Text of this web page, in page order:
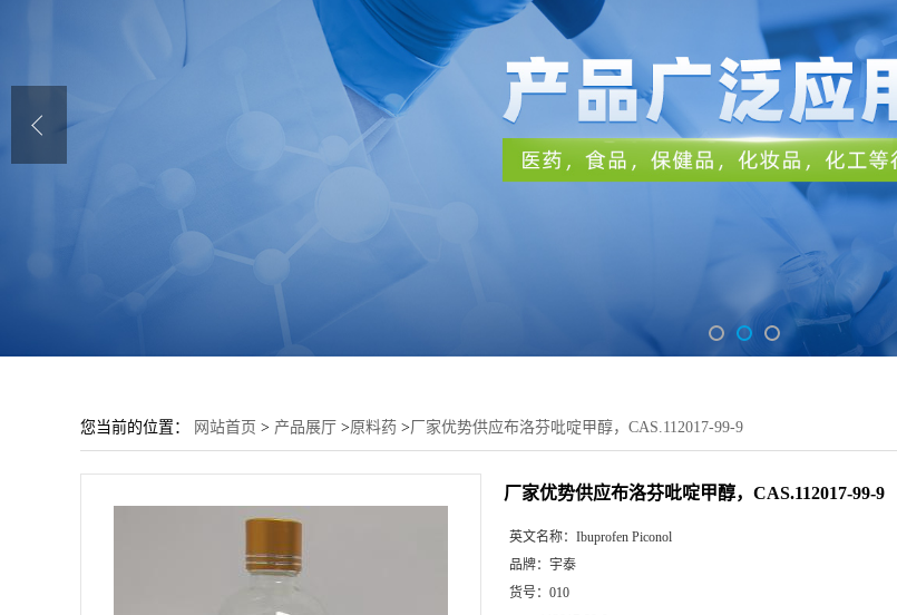
您当前的位置： 网站首页 > 产品展厅 >原料药 >厂家优势供应布洛芬吡啶甲醇，CAS.112017-99-9
厂家优势供应布洛芬吡啶甲醇，CAS.112017-99-9
英文名称： Ibuprofen Piconol
品牌： 宇泰
货号： 010